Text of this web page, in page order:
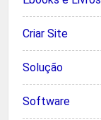
Criar Site
Solução
Software